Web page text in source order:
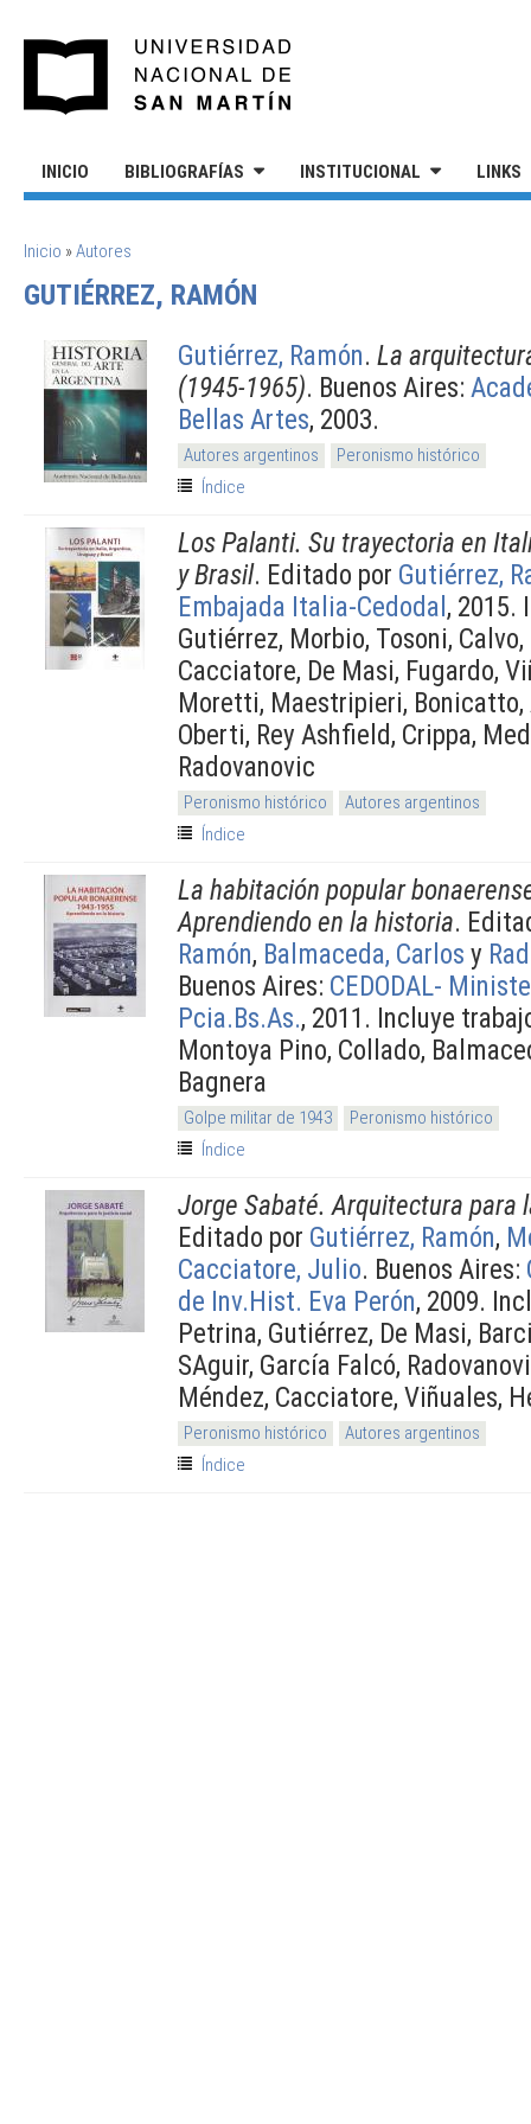
INICIO BIBLIOGRAFÍAS INSTITUCIONAL LINKS
SE ENCUENTRA USTED AQUÍ
Inicio »Autores
GUTIÉRREZ, RAMÓN
Gutiérrez, Ramón. La
(1945-1965). Buenos Aires:
Bellas Artes, 2003.
Autores argentinos
Peronismo histórico
Índice
Los Palanti. Su trayectoria en
y Brasil. Editado por Gutiérrez,
Embajada Italia-Cedodal, 2015.
Gutiérrez, Morbio, Tosoni,
Cacciatore, De Masi, Fugardo,
Moretti, Maestripieri, Bonicatto,
Oberti, Rey Ashfield, Crippa,
Radovanovic
Peronismo histórico
Autores argentinos
Índice
La habitación popular
Aprendiendo en la historia.
Ramón, Balmaceda, Carlos y
Buenos Aires: CEDODAL-
Pcia.Bs.As., 2011. Incluye
Montoya Pino, Collado,
Bagnera
Golpe militar de 1943
Peronismo histórico
Índice
Jorge Sabaté. Arquitectura para
Editado por Gutiérrez, Ramón,
Cacciatore, Julio. Buenos Aires:
de Inv.Hist. Eva Perón, 2009.
Petrina, Gutiérrez, De Masi,
SAguir, García Falcó,
Méndez, Cacciatore, Viñuales,
Peronismo histórico
Autores argentinos
Índice